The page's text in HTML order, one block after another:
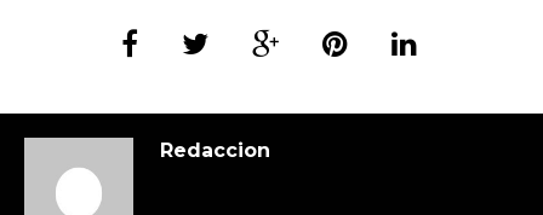
Redaccion